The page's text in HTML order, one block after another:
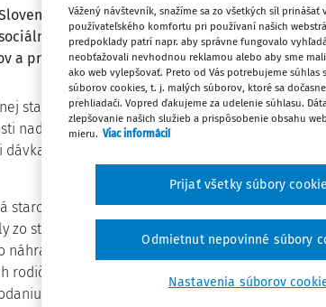
republiky pripravuje legislatívny
systému, najmä v oblasti
a prídavkov na deti.
starostlivosti, keď dieťa formálne
naďalej žije s biologickými rodičmi. Podľa
v porovnaní s bežnými prídavkami
starostlivosť nesmie byť zneužívaná ako zdroj
strany orgánov sociálnoprávnej ochrany
starostlivosti, ako aj v prípadoch
V prípade zistenia nefunkčnosti
návrhu na zrušenie starostlivosti.
Vážený návštevník, snažíme sa zo všetkých síl prinášať
používateľského komfortu pri používaní našich
predpoklady patrí napr. aby správne fungovalo
neobťažovali nevhodnou reklamou alebo aby sme
ako web vylepšovať. Preto od Vás potrebujeme súhlas
súborov cookies, t. j. malých súborov, ktoré sa
prehliadači. Vopred ďakujeme za udelenie súhlasu.
zlepšovanie našich služieb a prispôsobenie obsahu
mieru. Viac informácií
Nastavenia súborov
Odmietnut nepovinné súbory
Prijať všetky súbory cookie